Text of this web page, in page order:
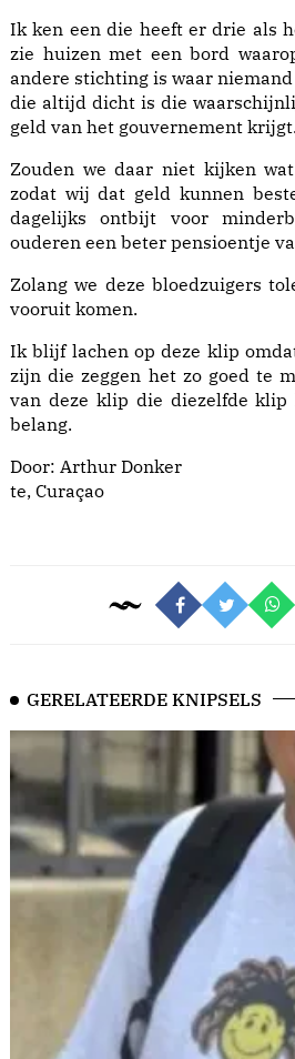
Ik ken een die heeft er drie als
zie huizen met een bord
andere stichting is waar
die altijd dicht is die
geld van het gouvernement krijgt.
Zouden we daar niet kijken
zodat wij dat geld kunnen
dagelijks ontbijt voor
ouderen een beter pensioentje
Zolang we deze bloedzuigers
vooruit komen.
Ik blijf lachen op deze klip
zijn die zeggen het zo goed te
van deze klip die diezelfde klip
belang.
Door: Arthur Donker
te, Curaçao
GERELATEERDE KNIPSELS